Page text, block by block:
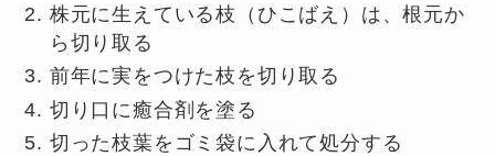
株元に生えている枝（ひこばえ）は、根元か
ら切り取る
前年に実をつけた枝を切り取る
切り口に癒合剤を塗る
切った枝葉をゴミ袋に入れて処分する